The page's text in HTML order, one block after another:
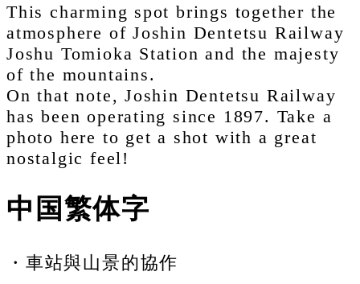
This charming spot brings together the
atmosphere of Joshin Dentetsu Railway
Joshu Tomioka Station and the majesty
of the mountains.
On that note, Joshin Dentetsu Railway
has been operating since 1897. Take a
photo here to get a shot with a great
nostalgic feel!
中国繁体字
・車站與山景的協作